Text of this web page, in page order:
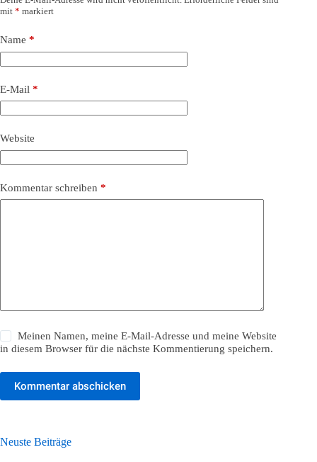
mit * markiert
Name *
E-Mail *
Website
Kommentar schreiben *
Meinen Namen, meine E-Mail-Adresse und meine Website
in diesem Browser für die nächste Kommentierung speichern.
Kommentar abschicken
Neuste Beiträge